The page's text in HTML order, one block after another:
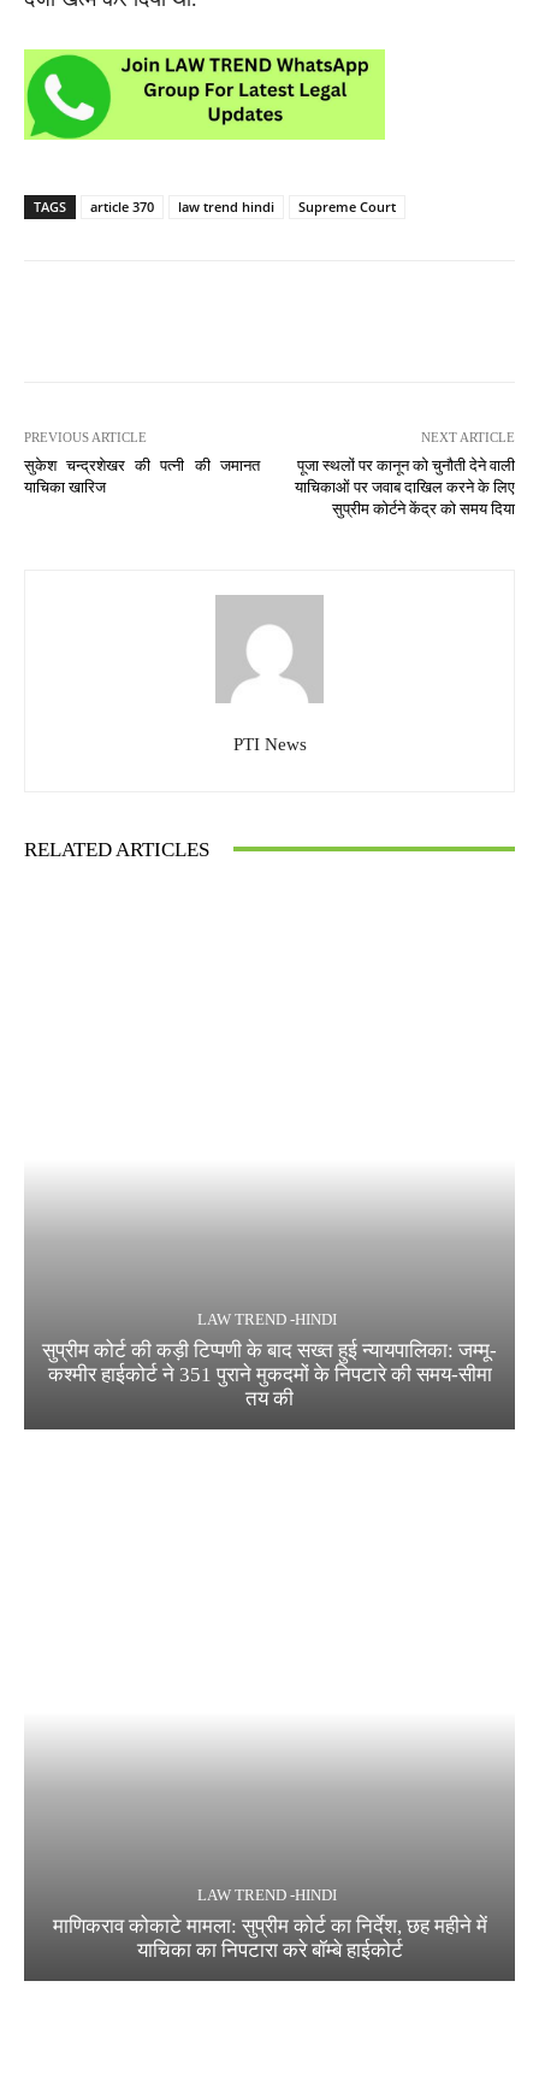
TAGS article 370 law trend hindi Supreme Court
PREVIOUS ARTICLE
सुकेश चन्द्रशेखर की पत्नी की जमानत
याचिका खारिज
NEXT ARTICLE
पूजा स्थलों पर कानून को चुनौती देने वाली
याचिकाओं पर जवाब दाखिल करने के लिए
सुप्रीम कोर्टने केंद्र को समय दिया
PTI News
RELATED ARTICLES
LAW TREND -HINDI
सुप्रीम कोर्ट की कड़ी टिप्पणी के बाद सख्त हुई न्यायपालिका: जम्मू-
कश्मीर हाईकोर्ट ने 351 पुराने मुकदमों के निपटारे की समय-सीमा
तय की
LAW TREND -HINDI
माणिकराव कोकाटे मामला: सुप्रीम कोर्ट का निर्देश, छह महीने में
याचिका का निपटारा करे बॉम्बे हाईकोर्ट